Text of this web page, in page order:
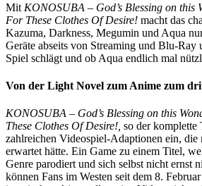
Mit KONOSUBA – God’s Blessing on this
For These Clothes Of Desire! macht das
Kazuma, Darkness, Megumin und Aqua
Geräte abseits von Streaming und Blu-Ray
Spiel schlägt und ob Aqua endlich mal
Von der Light Novel zum Anime zum
KONOSUBA – God’s Blessing on this
These Clothes Of Desire!, so der komplette
zahlreichen Videospiel-Adaptionen ein, die
erwartet hätte. Ein Game zu einem Titel,
Genre parodiert und sich selbst nicht ernst
können Fans im Westen seit dem 8.